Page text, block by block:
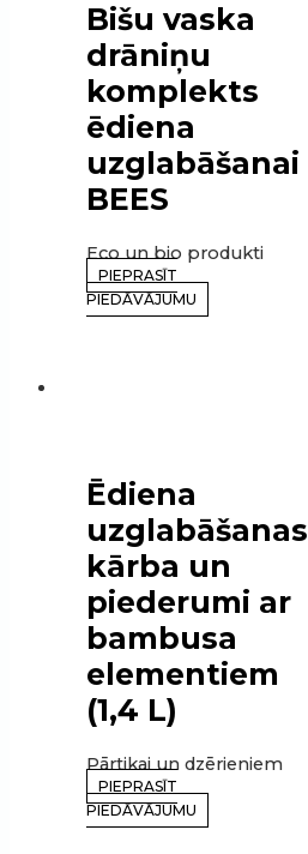
Bišu vaska
drāniņu
komplekts
ēdiena
uzglabāšanai
BEES
Eco un bio produkti
PIEPRASĪT
PIEDĀVĀJUMU
Ēdiena
uzglabāšanas
kārba un
piederumi ar
bambusa
elementiem
(1,4 L)
Pārtikai un dzērieniem
PIEPRASĪT
PIEDĀVĀJUMU